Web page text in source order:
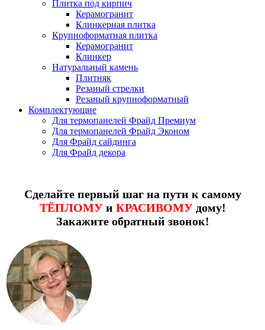
Плитка под кирпич
Керамогранит
Клинкерная плитка
Крупноформатная плитка
Керамогранит
Клинкер
Натуральный камень
Плитняк
Резаный стрелки
Резаный крупноформатный
Комплектующие
Для термопанелей Фрайд Премиум
Для термопанелей Фрайд Эконом
Для Фрайд сайдинга
Для Фрайд декора
Сделайте первый шаг на пути к самому
ТЁПЛОМУи КРАСИВОМУдому!
Закажите обратный звонок!